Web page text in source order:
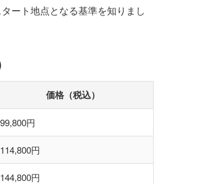
ート地点となる基準を知りまし
価格（税込）
99,800円
114,800円
144,800円